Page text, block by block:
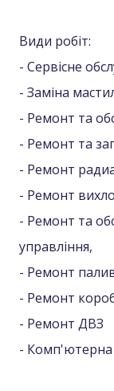
Види робіт:
- Сервісне
- Заміна
- Ремонт та
- Ремонт та
- Ремонт
- Ремонт
- Ремонт та
управління,
- Ремонт
- Ремонт
- Ремонт ДВЗ
- Комп'ютерна